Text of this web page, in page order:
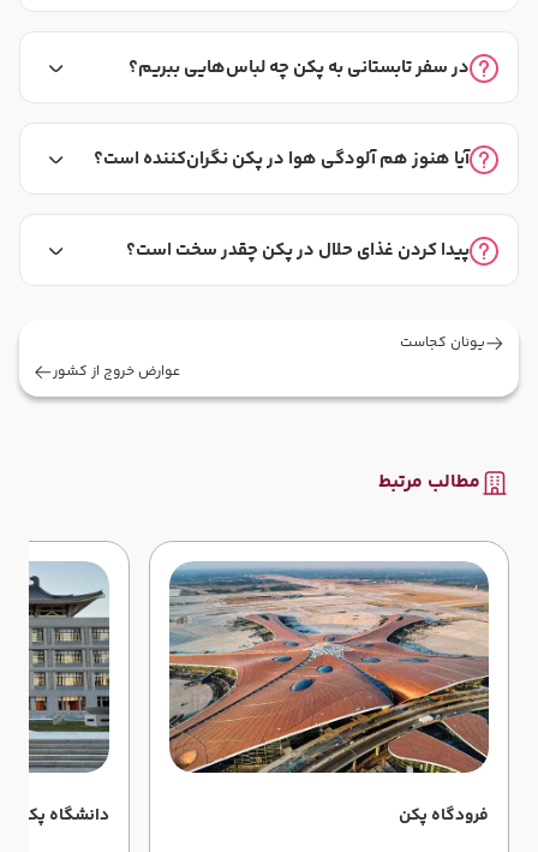
در سفر تابستانی به پکن چه لباس‌هایی ببریم؟
آیا هنوز هم آلودگی هوا در پکن نگران‌کننده است؟
پیدا کردن غذای حلال در پکن چقدر سخت است؟
یونان کجاست
عوارض خروج از کشور
مطالب مرتبط
فرودگاه پکن دانشگاه پکن